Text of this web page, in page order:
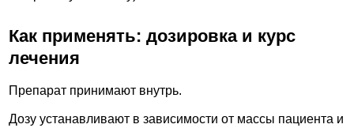
Как применять: дозировка и курс
лечения
Препарат принимают внутрь.
Дозу устанавливают в зависимости от массы пациента и